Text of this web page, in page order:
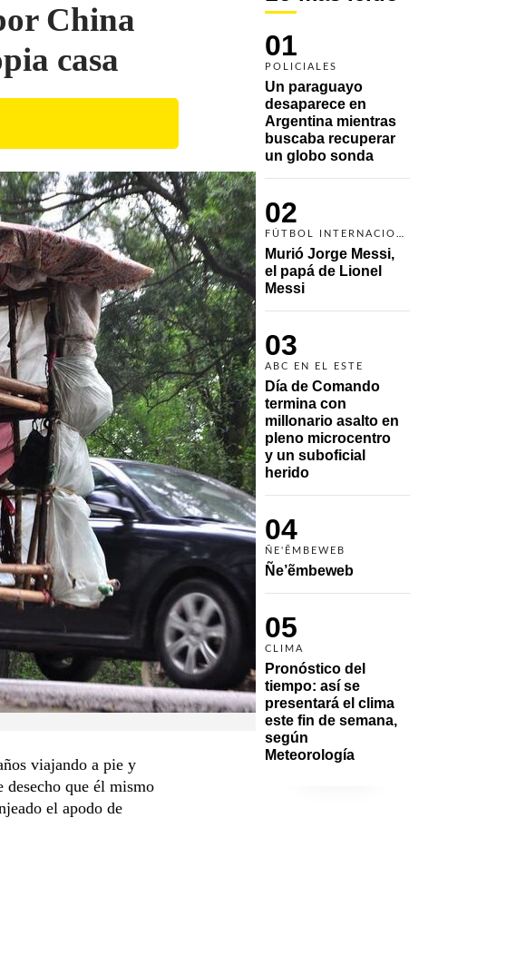
01
POLICIALES
Un paraguayo
desaparece en
Argentina mientras
buscaba recuperar
un globo sonda
02
Murió Jorge Messi,
el papá de Lionel
Messi
03
ABC EN EL ESTE
Día de Comando
termina con
millonario asalto en
pleno microcentro
y un suboficial
herido
04
ÑE'ẼMBEWEB
Ñe’ẽmbeweb
05
CLIMA
Pronóstico del
tiempo: así se
presentará el clima
este fin de semana,
según
Meteorología
China
casa
viajando a pie y
desecho que él mismo
el apodo de